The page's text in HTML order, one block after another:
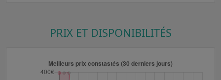
PRIX ET DISPONIBILITÉS